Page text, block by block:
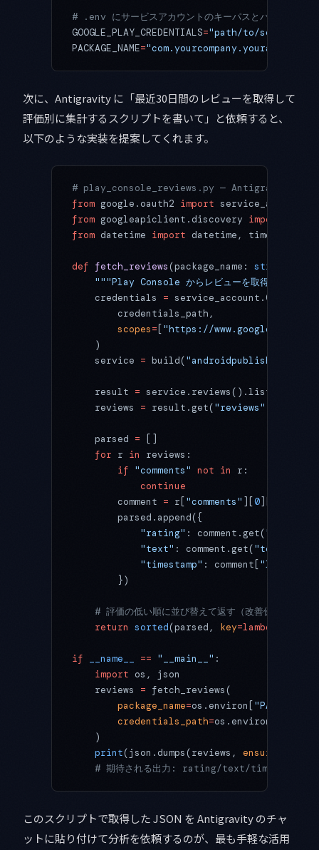
# .env にサービスアカウントのキーパスとパッケージ名
GOOGLE_PLAY_CREDENTIALS="path/to/service-
PACKAGE_NAME="com.yourcompany.yourapp"
次に、Antigravity に「最近30日間のレビューを取得して
評価別に集計するスクリプトを書いて」と依頼すると、
以下のような実装を提案してくれます。
# play_console_reviews.py — Antigravity が生成
from google.oauth2 import service_account
from googleapiclient.discovery import
from datetime import datetime, timezone
def fetch_reviews(package_name: str
"""Play Console からレビューを取得して整形す
    credentials
=
        credentials_path,
        scopes
= [ "https://
    )
    service
= build("androidpublisher"
    result
= service.reviews().list(
    reviews
= result.get("reviews"
    parsed
= []
    for
r in
reviews:
        if
"comments" not in
r:
            continue
        comment
= r[ "comments" ][0][
        parsed.append({
            "rating"
: comment.get(
            "text"
: comment.get("text"
            "timestamp"
: comment[
        })
# 評価の低い順に並び替えて返す（改善優先度を上
    return
sorted(parsed, key=lambda
if __name__ == "__main__" :
    import
os, json
    reviews
= fetch_reviews(
        package_name
=os.environ[
        credentials_path
=os.environ[
    )
    print
(json.dumps(reviews, ensure_ascii
# 期待される出力: rating/text/timestamp を
このスクリプトで取得した JSON を Antigravity のチャ
ットに貼り付けて分析を依頼するのが、最も手軽な活用